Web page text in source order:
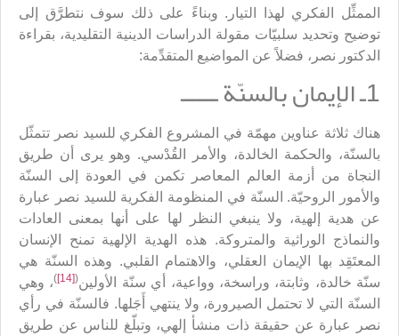
الممثِّل الفكري لهذا التيار. وبناءً على ذلك سوف نتطرَّق إلى
توضيح وتحديد سلبيّات مقولة الدراسات الدينية التقليدية، بقراءة
الدكتور نصر، فضلاً عن المواضيع المتقدِّمة:
1ـ الإيمان بالسنّة ــــــ
هناك ثلاثة عناوين مهمّة في المشروع الفكري للسيد نصر تتمثّل
بالسنّة، والحكمة الخالدة، والأمر القُدْسي. وهو يرى أن طريق
النجاة من أزمة العالم المعاصر تكمن في العودة إلى السنّة
والأمور الروحيّة. السنّة في المنظومة الفكرية للسيد نصر عبارة
عن هدية إلهية، ولا ينبغي النظر لها على أنها بمعنى العادات
والنماذج الوراثية والمتروكة. هذه الهدية الإلهية تمنح الإنسان
المعتَقِد بها الإيمان العقلي، والاهتمام القلبي. وهذه السنّة هي
سنّة خالدة، وثابتة، وراسخة، وواعية، أي سنّة الأولين(
[14]
)، وهي
السنّة التي لا تحتمل الصيرورة، ولا ينتهي أَجَلها. فالسنّة في رأي
نصر عبارة عن حقيقة ذات منشأ إلهي، وتبلّغ للناس عن طريق